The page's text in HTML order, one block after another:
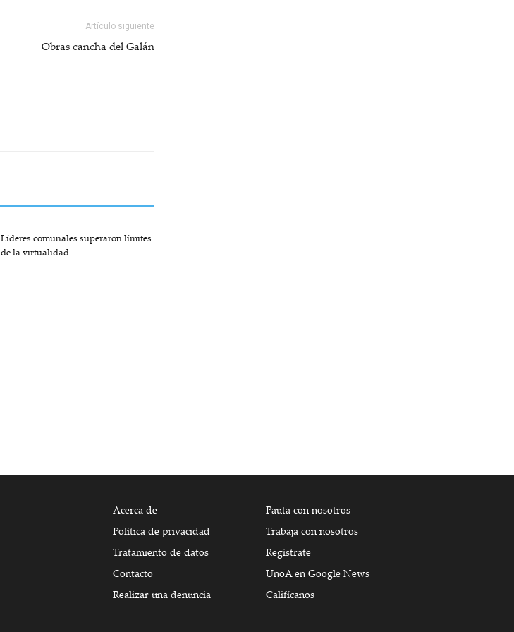
Artículo siguiente
Obras cancha del Galán
Líderes comunales superaron límites
de la virtualidad
Acerca de
Política de privacidad
Tratamiento de datos
Contacto
Realizar una denuncia
Pauta con nosotros
Trabaja con nosotros
Regístrate
UnoA en Google News
Califícanos